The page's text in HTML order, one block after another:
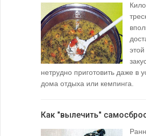
нетрудно приготовить даже в
дома отдыха или кемпинга.
Как "вылечить"